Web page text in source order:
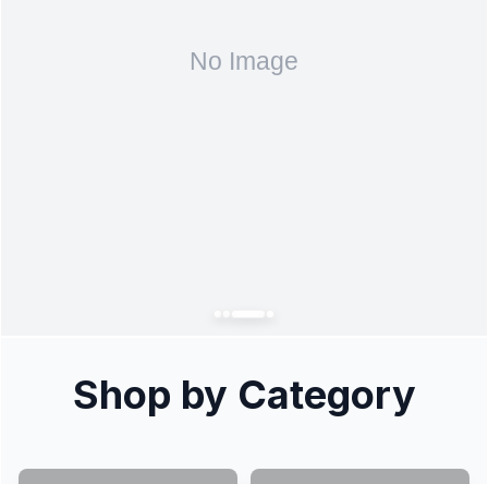
Shop by Category